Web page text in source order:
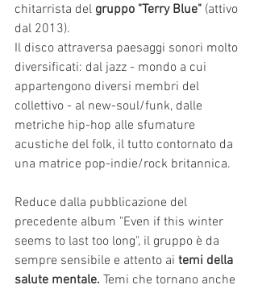
chitarrista del gruppo "Terry Blue" (attivo
dal 2013).
Il disco attraversa paesaggi sonori molto
diversificati: dal jazz - mondo a cui
appartengono diversi membri del
collettivo - al new-soul/funk, dalle
metriche hip-hop alle sfumature
acustiche del folk, il tutto contornato da
una matrice pop-indie/rock britannica.
Reduce dalla pubblicazione del
precedente album "Even if this winter
seems to last too long", il gruppo è da
sempre sensibile e attento ai temi della
salute mentale. Temi che tornano anche